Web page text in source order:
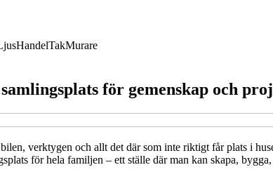
HandelTakMurare
för gemenskap och
verktygen och allt det där som inte riktigt får plats i
för hela familjen – ett ställe där man kan skapa,